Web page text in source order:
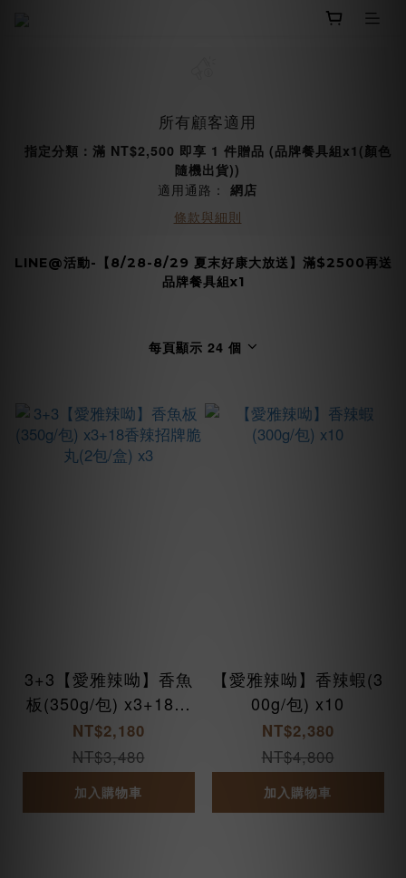
所有顧客適用
指定分類：滿 NT$2,500 即享 1 件贈品 (品牌餐具組x1(顏色
隨機出貨))
適用通路： 網店
條款與細則
LINE@活動-【8/28-8/29 夏末好康大放送】滿$2500再送
品牌餐具組x1
每頁顯示 24 個
3+3【愛雅辣呦】香魚
板(350g/包) x3+18香
辣招牌脆丸(2包/盒) x
3
NT$2,180
NT$3,480
加入購物車
【愛雅辣呦】香辣蝦(3
00g/包) x10
NT$2,380
NT$4,800
加入購物車